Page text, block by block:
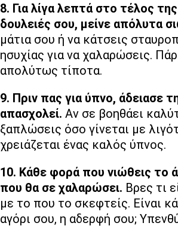
8. Για λίγα λεπτά στο τέλος
δουλειές σου, μείνε απόλυτα
μάτια σου ή να κάτσεις
ησυχίας για να χαλαρώσεις.
απολύτως τίποτα.
9. Πριν πας για ύπνο, άδειασε
απασχολεί. Αν σε βοηθάει
ξαπλώσεις όσο γίνεται με
χρειάζεται ένας καλός ύπνος.
10. Κάθε φορά που νιώθεις το
που θα σε χαλαρώσει. Βρες τι
με το που το σκεφτείς. Είναι
αγόρι σου, η αδερφή σου;